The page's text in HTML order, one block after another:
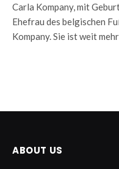
Carla Kompany, mit
Ehefrau des belgischen
Kompany. Sie ist weit
ABOUT US